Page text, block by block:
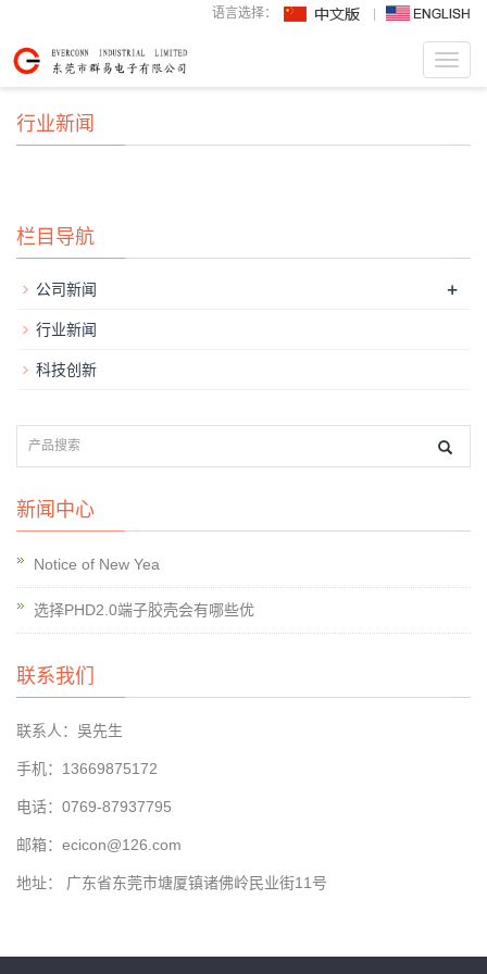
语言选择：
行业新闻
栏目导航
公司新闻 +
行业新闻
科技创新
新闻中心
Notice of New Yea
选择PHD2.0端子胶壳会有哪些优
联系我们
联系人：吳先生
手机：13669875172
电话：0769-87937795
邮箱：ecicon@126.com
地址： 广东省东莞市塘厦镇诸佛岭民业街11号